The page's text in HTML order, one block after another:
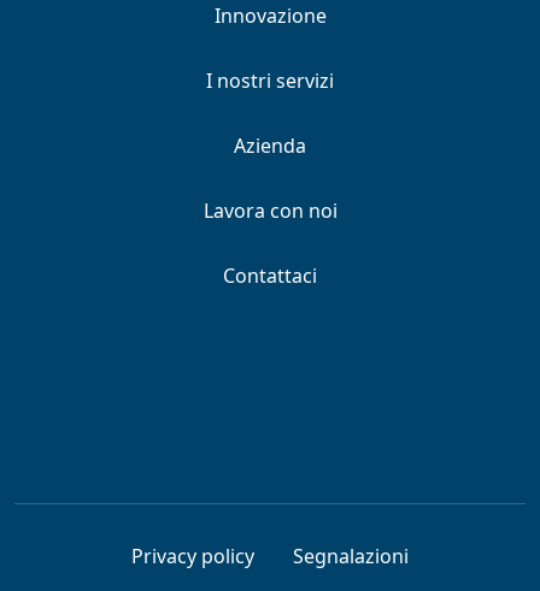
Innovazione
I nostri servizi
Azienda
Lavora con noi
Contattaci
Privacy policy Segnalazioni